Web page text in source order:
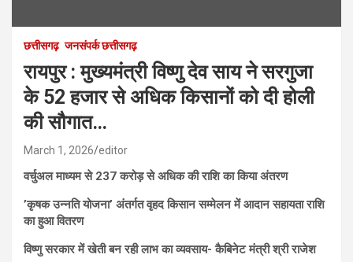
छत्तीसगढ़ जनसंपर्क छत्तीसगढ़
रायपुर : मुख्यमंत्री विष्णु देव साय ने सरगुजा
के 52 हजार से अधिक किसानों को दी होली
की सौगात…
March 1, 2026 editor
वर्चुअल माध्यम से 237 करोड़ से अधिक की राशि का किया अंतरण
’कृषक उन्नति योजना’ अंतर्गत वृहद किसान सम्मेलन में आदान सहायता राशि
का हुआ वितरण
विष्णु सरकार में खेती बन रही लाभ का व्यवसाय- कैबिनेट मंत्री श्री राजेश